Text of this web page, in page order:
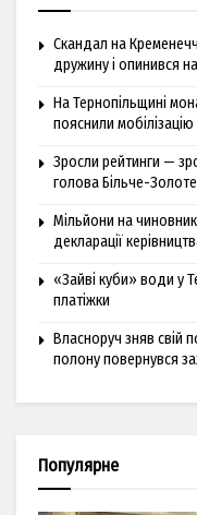
Скандал на
дружину і опинився
На Тернопільщині
пояснили
Зросли рейтинги —
голова Більче-
Мільйони на
декларації
«Зайві куби» води у
платіжки
Власноруч зняв свій
полону повернувся
Популярне